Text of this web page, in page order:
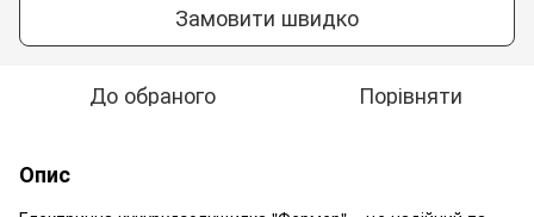
Замовити швидко
До обраного Порівняти
Опис